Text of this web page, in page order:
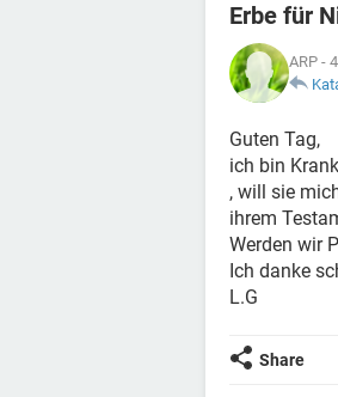
Erbe für
ARP -
Guten Tag,
ich bin
, will sie
ihrem
Werden wir
Ich danke
L.G
Share